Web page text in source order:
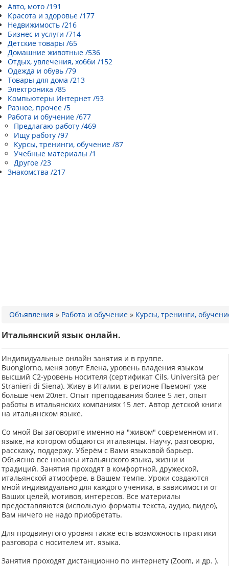
Каталог сайтов
| Регистрация |
Авто, мото /191
Красота и здоровье /177
Недвижимость /216
Бизнес и услуги /714
Детские товары /65
Домашние животные /536
Отдых, увлечения, хобби /152
Одежда и обувь /79
Товары для дома /213
Электроника /85
Компьютеры Интернет /93
Разное, прочее /5
Работа и обучение /677
Предлагаю работу /469
Ищу работу /97
Курсы, тренинги, обучение /87
Учебные материалы /1
Другое /23
Знакомства /217
Объявления » Работа и обучение » Курсы, тренинги,
Итальянский язык онлайн.
Индивидуальные онлайн занятия и в группе.
Buongiorno, меня зовут Елена, уровень владения языком
высший C2-уровень носителя (сертификат Cils, Università per
Stranieri di Siena). Живу в Италии, в регионе Пьемонт уже
больше чем 20лет. Опыт преподавания более 5 лет, опыт
работы в итальянских компаниях 15 лет. Автор детской книги
на итальянском языке.
Со мной Вы заговорите именно на "живом" современном ит.
языке, на котором общаются итальянцы. Научу, разговорю,
расскажу, поддержу. Уберём с Вами языковой барьер.
Объясню все нюансы итальянского языка, жизни и
традиций. Занятия проходят в комфортной, дружеской,
итальянской атмосфере, в Вашем темпе. Уроки создаются
мной индивидуально для каждого ученика, в зависимости от
Ваших целей, мотивов, интересов. Все материалы
предоставляются (использую форматы текста, аудио, видео),
Вам ничего не надо приобретать.
Для продвинутого уровня также есть возможность практики
разговора с носителем ит. языка.
Занятия проходят дистанционно по интернету (Zoom, и др. ).